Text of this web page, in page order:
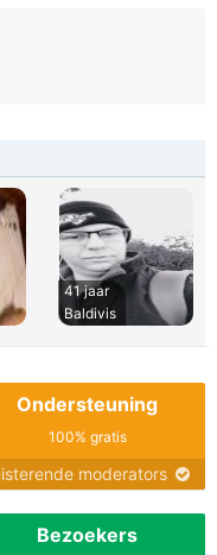
41 jaar
Baldivis
Ondersteuning
100% gratis
moderators
Bezoekers